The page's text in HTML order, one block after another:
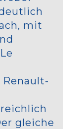
mit
gleiche